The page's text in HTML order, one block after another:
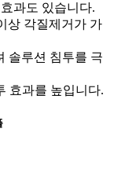
과도 있습니다.
상 각질제거가 가
솔루션 침투를 극
효과를 높입니다.